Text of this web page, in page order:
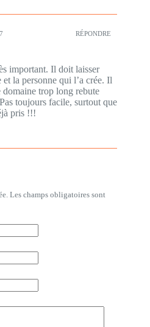
RÉPONDRE
important. Il doit laisser
la personne qui l’a crée. Il
trop long rebute
toujours facile, surtout que
pris !!!
Les champs obligatoires sont